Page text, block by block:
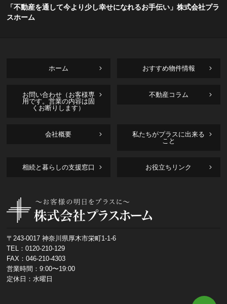
「不動産を通して今より少し幸せになれるお手伝い」株式会社プラ
スホーム
ホーム おすすめ物件情報
お問い合わせ（お客様専
用です。営業の内容は固
くお断りします）
不動産コラム
会社概要
私たちがプラスに出来る
こと
相続と暮らしの支援窓口 お役立ちリンク
〒243-0017 神奈川県厚木市栄町1-1-6
TEL： 0120-210-129
FAX：046-210-4303
営業時間：9:00〜19:00
定休日：水曜日